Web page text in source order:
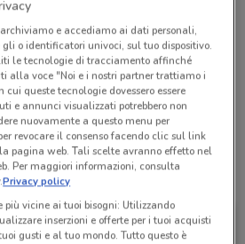
questo negozio
e accediamo ai dati personali,
o identificatori univoci, sul tuo dispositivo.
le tecnologie di tracciamento affinché
alla voce "Noi e i nostri partner trattiamo i
queste tecnologie dovessero essere
e annunci visualizzati potrebbero non
nuovamente a questo menu per
revocare il consenso facendo clic sul link
pagina web. Tali scelte avranno effetto nel
Per maggiori informazioni, consulta
Privacy policy
vicine ai tuoi bisogni: Utilizzando
inserzioni e offerte per i tuoi acquisti
gusti e al tuo mondo. Tutto questo è